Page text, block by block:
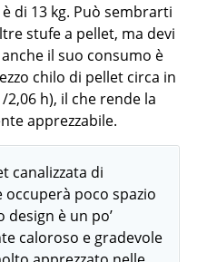
di 13 kg. Può sembrarti
stufe a pellet, ma devi
il suo consumo è
chilo di pellet circa in
2,06 h), il che rende la
apprezzabile.
canalizzata di
poco spazio
è un po’
caloroso e gradevole